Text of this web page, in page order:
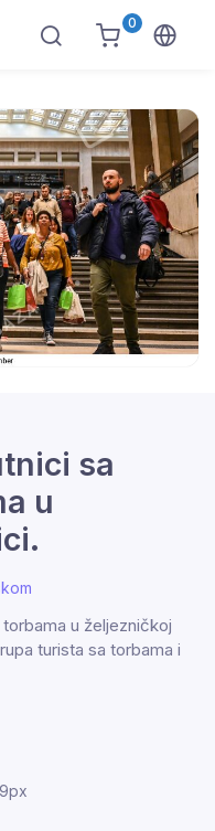
0
sa
u
u željezničkoj
turista sa torbama i